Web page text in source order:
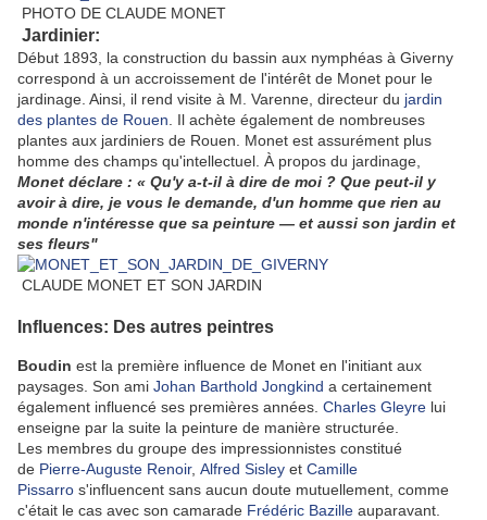
PHOTO DE CLAUDE MONET
Jardinier:
Début 1893, la construction du bassin aux nymphéas à Giverny
correspond à un accroissement de l'intérêt de Monet pour le
jardinage. Ainsi, il rend visite à M. Varenne, directeur du jardin
des plantes de Rouen . Il achète également de nombreuses
plantes aux jardiniers de Rouen. Monet est assurément plus
homme des champs qu'intellectuel. À propos du jardinage,
Monet déclare : « Qu'y a-t-il à dire de moi ? Que peut-il y
avoir à dire, je vous le demande, d'un homme que rien au
monde n'intéresse que sa peinture — et aussi son jardin et
ses fleurs"
CLAUDE MONET ET SON JARDIN
Influences: Des autres peintres
Boudin est la première influence de Monet en l'initiant aux
paysages. Son ami Johan Barthold Jongkind a certainement
également influencé ses premières années. Charles Gleyre lui
enseigne par la suite la peinture de manière structurée.
Les membres du groupe des impressionnistes constitué
de Pierre-Auguste Renoir, Alfred Sisley et Camille
Pissarro s'influencent sans aucun doute mutuellement, comme
c'était le cas avec son camarade Frédéric Bazille auparavant.